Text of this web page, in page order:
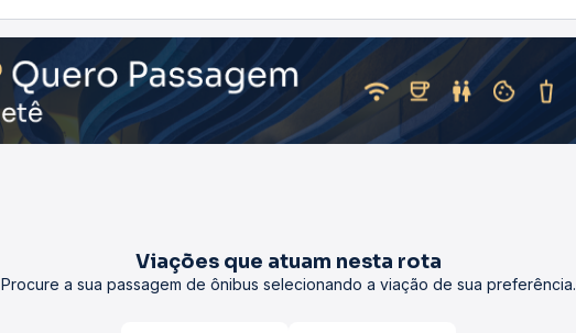
Viações que atuam nesta rota
Procure a sua passagem de ônibus selecionando a viação de sua preferência.